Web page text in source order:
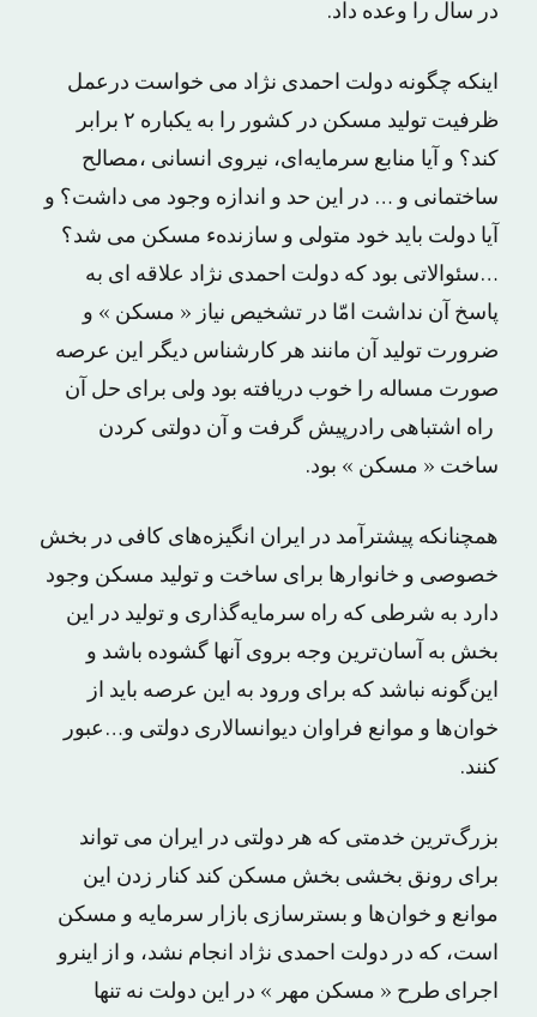
در سال را وعده داد.
اینکه چگونه دولت احمدی نژاد می خواست درعمل
ظرفیت تولید مسکن در کشور را به یکباره ٢ برابر
کند؟ و آیا منابع سرمایه‌ای، نیروی انسانی ،مصالح
ساختمانی و … در این حد و اندازه وجود می داشت؟ و
آیا دولت باید خود متولی و سازندهء مسکن می شد؟
…سئوالاتی بود که دولت احمدی نژاد علاقه ای به
پاسخ آن نداشت امّا در تشخیص نیاز « مسکن » و
ضرورت تولید آن‌ مانند هر کارشناس دیگر این عرصه
صورت مساله را خوب دریافته بود ولی برای‌ حل آن
راه اشتباهی رادرپیش گرفت و آن دولتی کردن
ساخت « مسکن » بود.
همچنانکه پیشترآمد در ایران انگیزه‌های کافی در بخش
خصوصی و خانوارها برای ساخت و تولید مسکن وجود
دارد به ‌شرطی که راه سرمایه‌گذاری و تولید در این
بخش به آسان‌ترین وجه بروی آنها گشوده باشد و
این‌گونه نباشد که برای ورود به این عرصه باید از
خوان‌ها و موانع فراوان دیوانسالاری دولتی و…عبور
کنند.
بزرگ‌ترین خدمتی که هر دولتی در ایران می ‌تواند
برای رونق بخشی بخش مسکن کند کنار زدن این
موانع و خوان‌ها و بسترسازی بازار سرمایه و مسکن
است، که در دولت احمدی نژاد انجام نشد، و از اینرو
اجرای طرح « مسکن مهر » در این دولت نه تنها